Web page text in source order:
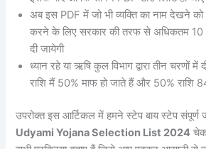
अब इस PDF में जो भी व्यक्ति का नाम देखने
करने के लिए सरकार की तरफ से अधिकतम 10
दी जायेगी
ध्यान रहे या ऋषि कुल विभाग द्वारा तीन चरणों में
राशि मैं 50% माफ हो जाते हैं और 50% राशि
उपरोक्त इस आर्टिकल में हमने स्टेप बाय स्टेप संपूर्ण
Udyami Yojana Selection List 2024